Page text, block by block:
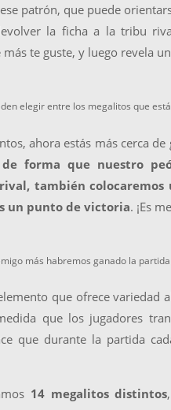
patrón, que puede
la ficha a la tribu
te guste, y luego revela
elegir entre los megalitos que
ahora estás más cerca
forma que nuestro
también colocaremos
un punto de victoria. ¡Es
más habremos ganado la
que ofrece variedad
que los jugadores
que durante la partida
14 megalitos distintos